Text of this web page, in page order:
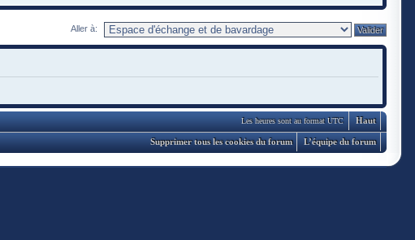
Aller à:
Haut
Les heures sont au format UTC
L’équipe du forum
Supprimer tous les cookies du forum